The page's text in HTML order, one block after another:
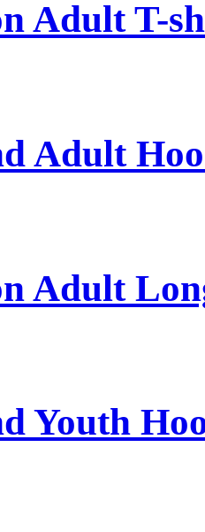
Adult T-
Adult
Adult
Youth